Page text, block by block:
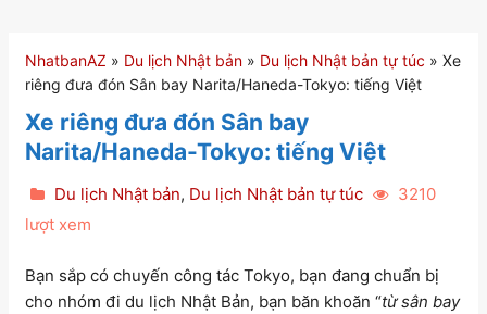
NhatbanAZ » Du lịch Nhật bản » Du lịch Nhật bản tự túc » Xe
riêng đưa đón Sân bay Narita/Haneda-Tokyo: tiếng Việt
Xe riêng đưa đón Sân bay
Narita/Haneda-Tokyo: tiếng Việt
Du lịch Nhật bản, Du lịch Nhật bản tự túc
3210
lượt xem
Bạn sắp có chuyến công tác Tokyo, bạn đang chuẩn bị
cho nhóm đi du lịch Nhật Bản, bạn băn khoăn “từ sân bay